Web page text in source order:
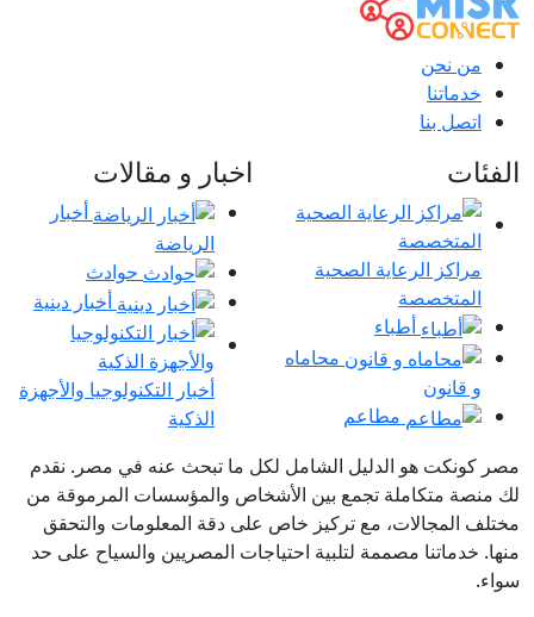
من نحن
خدماتنا
اتصل بنا
الفئات
مراكز الرعاية الصحية
المتخصصة
أطباء
محاماه
و قانون
مطاعم
اخبار و مقالات
أخبار
الرياضة
حوادث
أخبار دينية
أخبار التكنولوجيا والأجهزة
الذكية
مصر كونكت هو الدليل الشامل لكل ما تبحث عنه في مصر. نقدم
لك منصة متكاملة تجمع بين الأشخاص والمؤسسات المرموقة من
مختلف المجالات، مع تركيز خاص على دقة المعلومات والتحقق
منها. خدماتنا مصممة لتلبية احتياجات المصريين والسياح على حد
سواء.